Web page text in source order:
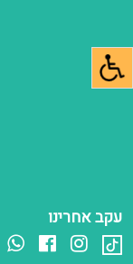
עקב אחרינו